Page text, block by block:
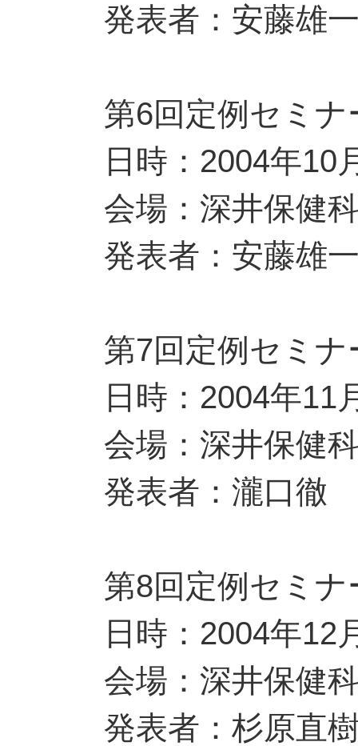
発表者：安藤雄
第6回定例セミナ
日時：2004年
会場：深井保健
発表者：安藤雄
第7回定例セミナ
日時：2004年
会場：深井保健
発表者：瀧口徹
第8回定例セミナ
日時：2004年
会場：深井保健
発表者：杉原直